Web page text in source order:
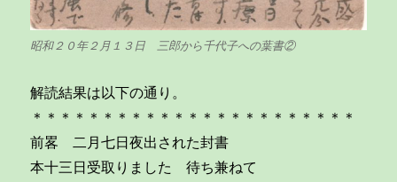
昭和２０年２月１３日 三郎から千代子への葉書②
解読結果は以下の通り。
＊＊＊＊＊＊＊＊＊＊＊＊＊＊＊＊＊＊＊＊＊＊＊
前畧 二月七日夜出された封書
本十三日受取りました 待ち兼ねて